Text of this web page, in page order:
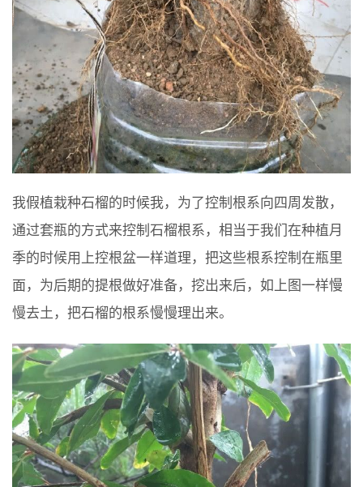
我假植栽种石榴的时候我，为了控制根系向四周发散，
通过套瓶的方式来控制石榴根系，相当于我们在种植月
季的时候用上控根盆一样道理，把这些根系控制在瓶里
面，为后期的提根做好准备，挖出来后，如上图一样慢
慢去土，把石榴的根系慢慢理出来。